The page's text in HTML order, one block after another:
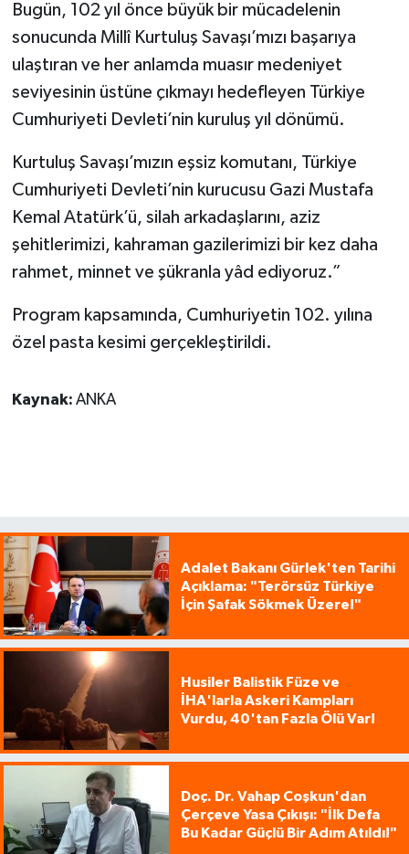
Bugün, 102 yıl önce büyük bir mücadelenin
sonucunda Millî Kurtuluş Savaşı’mızı başarıya
ulaştıran ve her anlamda muasır medeniyet
seviyesinin üstüne çıkmayı hedefleyen Türkiye
Cumhuriyeti Devleti’nin kuruluş yıl dönümü.
Kurtuluş Savaşı’mızın eşsiz komutanı, Türkiye
Cumhuriyeti Devleti’nin kurucusu Gazi Mustafa
Kemal Atatürk’ü, silah arkadaşlarını, aziz
şehitlerimizi, kahraman gazilerimizi bir kez daha
rahmet, minnet ve şükranla yâd ediyoruz.”
Program kapsamında, Cumhuriyetin 102. yılına
özel pasta kesimi gerçekleştirildi.
Kaynak: ANKA
Adalet Bakanı Gürlek'ten Tarihi
Açıklama: "Terörsüz Türkiye
İçin Şafak Sökmek Üzere!"
Husiler Balistik Füze ve
İHA'larla Askeri Kampları
Vurdu, 40'tan Fazla Ölü Var!
Doç. Dr. Vahap Coşkun'dan
Çerçeve Yasa Çıkışı: "İlk Defa
Bu Kadar Güçlü Bir Adım Atıldı!"